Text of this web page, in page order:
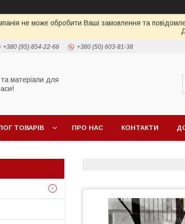
не може обробити Ваші замовлення та
+380 (95) 854-22-66 +380 (50) 603-81-38
матеріали для
ТОВАРIВ ПРО НАС КОНТАКТИ